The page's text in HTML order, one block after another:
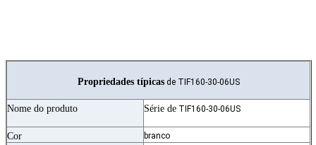
Propriedades típicasde TIF160-30-06US
Nome do produto Série de TIF160-30-06US
Cor branco